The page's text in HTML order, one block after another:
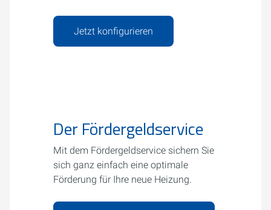
Jetzt konfigurieren
Der Fördergeldservice
Mit dem Fördergeldservice sichern Sie
sich ganz einfach eine optimale
Förderung für Ihre neue Heizung.